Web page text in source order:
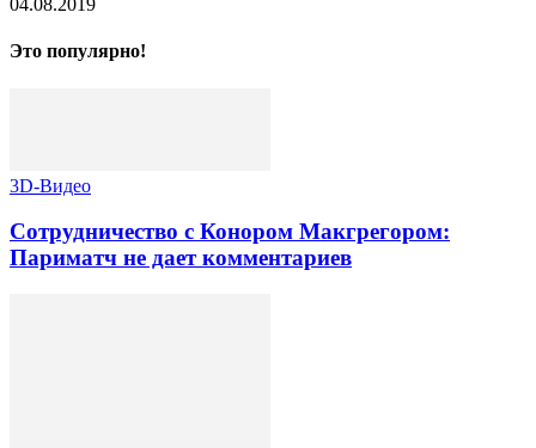
04.08.2019
Это популярно!
3D-Видео
Сотрудничество с Конором Макгрегором:
Париматч не дает комментариев